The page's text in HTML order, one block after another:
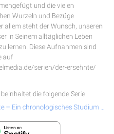
und die vielen
Wurzeln und Bezüge
allem steht der Wunsch, unseren
in Seinem alltäglichen Leben
lernen. Diese Aufnahmen sind
auf
serien/der-ersehnte/
die folgende Serie: